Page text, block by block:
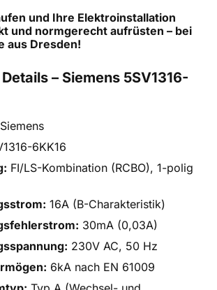
und Ihre Elektroinstallation
und normgerecht aufrüsten – bei
aus Dresden!
– Siemens 5SV1316-
Siemens
6KK16
FI/LS-Kombination (RCBO), 1-polig
16A (B-Charakteristik)
30mA (0,03A)
230V AC, 50 Hz
6kA nach EN 61009